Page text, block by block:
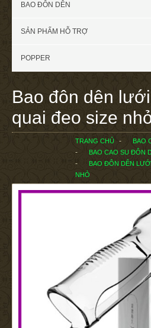
BAO ĐÔN DÊN
SẢN PHẨM HỖ TRỢ
POPPER
Bao đôn dên
quai đeo size
TRANG CHỦ
BAO
BAO CAO SU ĐÔN
BAO ĐÔN DÊN
NHỎ